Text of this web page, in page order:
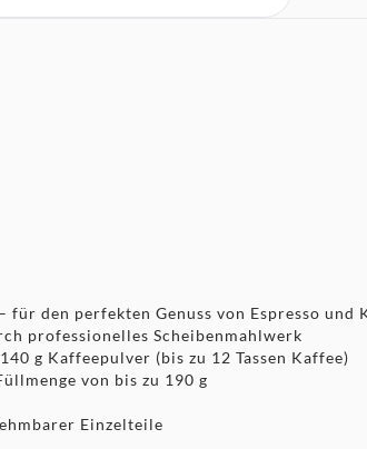
in jede Küche
den perfekten Genuss von Espresso und
professionelles Scheibenmahlwerk
g Kaffeepulver (bis zu 12 Tassen Kaffee)
von bis zu 190 g
Einzelteile